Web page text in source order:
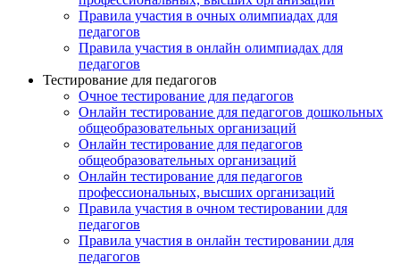
Правила участия в очных олимпиадах для
педагогов
Правила участия в онлайн олимпиадах для
педагогов
Тестирование для педагогов
Очное тестирование для педагогов
Онлайн тестирование для педагогов дошкольных
общеобразовательных организаций
Онлайн тестирование для педагогов
общеобразовательных организаций
Онлайн тестирование для педагогов
профессиональных, высших организаций
Правила участия в очном тестировании для
педагогов
Правила участия в онлайн тестировании для
педагогов